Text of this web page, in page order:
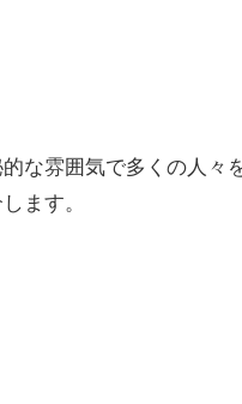
な雰囲気で多くの人々
ます。